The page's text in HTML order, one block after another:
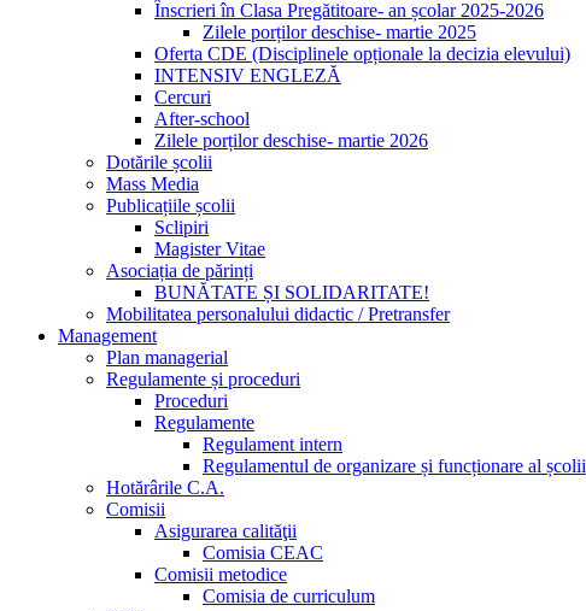
Înscrieri în Clasa Pregătitoare- an școlar 2025-2026
Zilele porților deschise- martie 2025
Oferta CDE (Disciplinele opționale la decizia elevului)
INTENSIV ENGLEZĂ
Cercuri
After-school
Zilele porților deschise- martie 2026
Dotările școlii
Mass Media
Publicațiile școlii
Sclipiri
Magister Vitae
Asociația de părinți
BUNĂTATE ȘI SOLIDARITATE!
Mobilitatea personalului didactic / Pretransfer
Management
Plan managerial
Regulamente și proceduri
Proceduri
Regulamente
Regulament intern
Regulamentul de organizare și funcționare al școlii
Hotărârile C.A.
Comisii
Asigurarea calităţii
Comisia CEAC
Comisii metodice
Comisia de curriculum